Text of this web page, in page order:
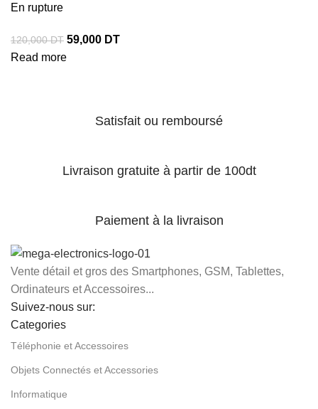
En rupture
120,000DT 59,000 DT
Read more
Satisfait ou remboursé
Livraison gratuite à partir de 100dt
Paiement à la livraison
Vente détail et gros des Smartphones, GSM, Tablettes,
Ordinateurs et Accessoires...
Suivez-nous sur:
Categories
Téléphonie et Accessoires
Objets Connectés et Accessories
Informatique